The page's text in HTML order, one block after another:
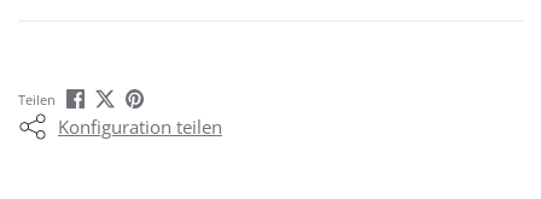
Teilen
Konfiguration teilen